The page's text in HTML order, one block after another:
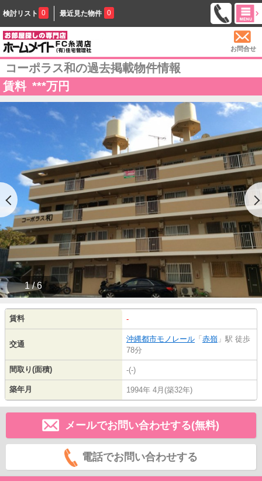
検討リスト 0 最近見た物件 0
お問合せ
コーポラス和の過去掲載物件情報
賃料 ***万円
1 / 6
賃料 -
交通
沖縄都市モノレール 「 赤嶺 」駅 徒歩
78分
間取り(面積) -(-)
築年月 1994年 4月(築32年)
メールでお問い合わせする(無料)
電話でお問い合わせする